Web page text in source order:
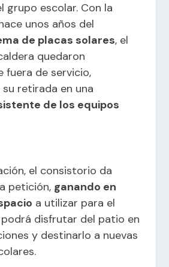
grupo escolar. Con la
unos años del
de placas solares, el
quedaron
fuera de servicio,
retirada en una
de los equipos
el consistorio da
petición, ganando en
a utilizar para el
podrá disfrutar del patio en
y destinarlo a nuevas